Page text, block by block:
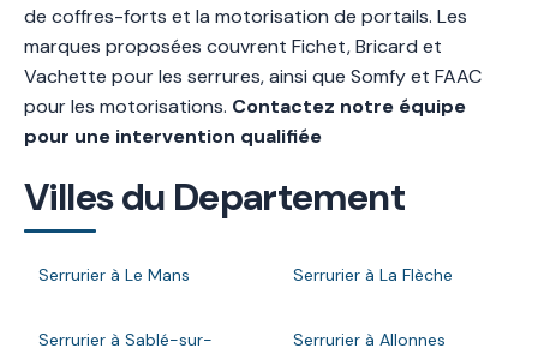
de coffres-forts et la motorisation de portails. Les
marques proposées couvrent Fichet, Bricard et
Vachette pour les serrures, ainsi que Somfy et FAAC
pour les motorisations. Contactez notre équipe
pour une intervention qualifiée
Villes du Departement
Serrurier à Le Mans Serrurier à La Flèche
Serrurier à Sablé-sur-
Serrurier à Allonnes